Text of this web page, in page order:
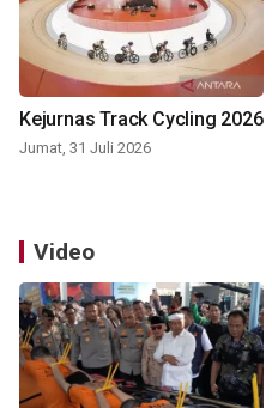
Kejurnas Track Cycling 2026
Jumat, 31 Juli 2026
Video